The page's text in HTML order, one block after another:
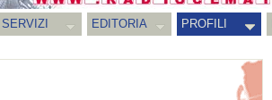
SERVIZI EDITORIA PROFILI